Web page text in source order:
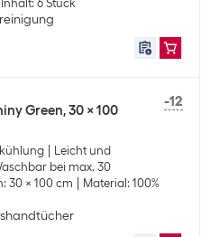
Inhalt: 6 Stück
-12
Green, 30 x 100
Leicht und
bei max. 30
30 x 100 cm
Material: 100%